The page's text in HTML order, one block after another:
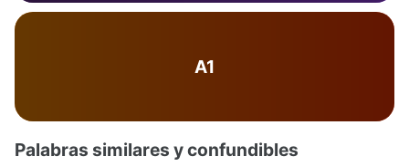
A1
Palabras similares y confundibles